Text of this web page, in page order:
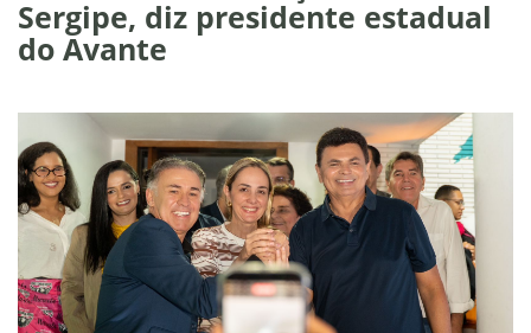
Sergipe, diz presidente estadual
do Avante